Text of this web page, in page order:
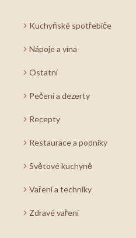
Kuchyňské spotřebiče
Nápoje a vína
Ostatní
Pečení a dezerty
Recepty
Restaurace a podniky
Světové kuchyně
Vaření a techniky
Zdravé vaření